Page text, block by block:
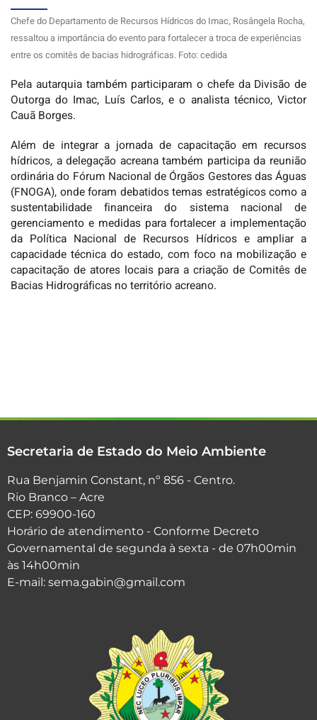
Chefe do Departamento de Recursos Hídricos do Imac, Rosângela Rocha,
ressaltou a importância do evento para fortalecer a troca de experiências
entre os comitês de bacias hidrográficas. Foto: cedida
Pela autarquia também participaram o chefe da Divisão de
Outorga do Imac, Luís Carlos, e o analista técnico, ⁠Victor
Cauã Borges.
Além de integrar a jornada de capacitação em recursos
hídricos, a delegação acreana também participa da reunião
ordinária do Fórum Nacional de Órgãos Gestores das Águas
(FNOGA), onde foram debatidos temas estratégicos como a
sustentabilidade financeira do sistema nacional de
gerenciamento e medidas para fortalecer a implementação
da Política Nacional de Recursos Hídricos e ampliar a
capacidade técnica do estado, com foco na mobilização e
capacitação de atores locais para a criação de Comitês de
Bacias Hidrográficas no território acreano.
Secretaria de Estado do Meio Ambiente
Rua Benjamin Constant, nº 856 - Centro.
Rio Branco – Acre
CEP: 69900-160
Horário de atendimento - Conforme Decreto
Governamental de segunda à sexta - de 07h00min
às 14h00min
E-mail: sema.gabin@gmail.com